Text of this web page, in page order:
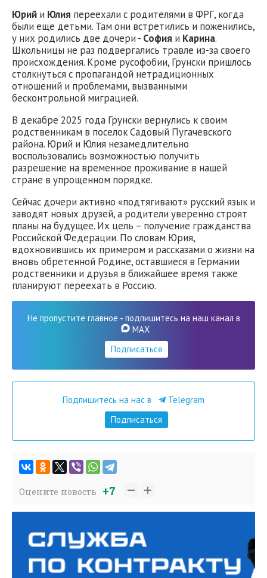
Юрий и Юлия переехали с родителями в ФРГ, когда
были еще детьми. Там они встретились и поженились,
у них родились две дочери - София и Карина.
Школьницы не раз подвергались травле из-за своего
происхождения. Кроме русофобии, Грунски пришлось
столкнуться с пропагандой нетрадиционных
отношений и проблемами, вызванными
бесконтрольной миграцией.
В декабре 2025 года Грунски вернулись к своим
родственникам в поселок Садовый Пугачевского
района. Юрий и Юлия незамедлительно
воспользовались возможностью получить
разрешение на временное проживание в нашей
стране в упрощенном порядке.
Сейчас дочери активно «подтягивают» русский язык и
заводят новых друзей, а родители уверенно строят
планы на будущее. Их цель – получение гражданства
Российской Федерации. По словам Юрия,
вдохновившись их примером и рассказами о жизни на
вновь обретенной Родине, оставшиеся в Германии
родственники и друзья в ближайшее время также
планируют переехать в Россию.
Не пропустите главное - подпишитесь на наш канал в
MAX
Подписаться
Подпишитесь на нас в
Telegram
Подписаться
Оцените новость +7